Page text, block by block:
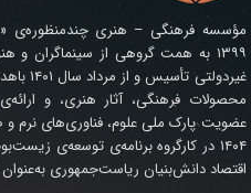
مؤسسه فرهنگی – هنری چندمنظوره‌ی
۱۳۹۹ به همت گروهی از سینماگران
محصولات فرهنگی، آثار هنری، و
عضویت پارک ملی علوم، فناوری‌های نرم
۱۴۰۴ در کارگروه برنامه‌ی توسعه‌ی
اقتصاد دانش‌بنیان ریاست‌جمهوری